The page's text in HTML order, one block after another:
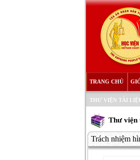
TRANG CHỦ
THƯ VIỆN TÀI
Thư viện
Trách nhiệm